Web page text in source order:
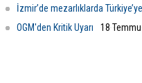
İzmir’de mezarlıklarda
OGM'den Kritik Uyarı
18